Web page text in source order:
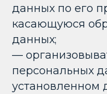
данных по его
касающуюся
данных;
—
персональных
установленном